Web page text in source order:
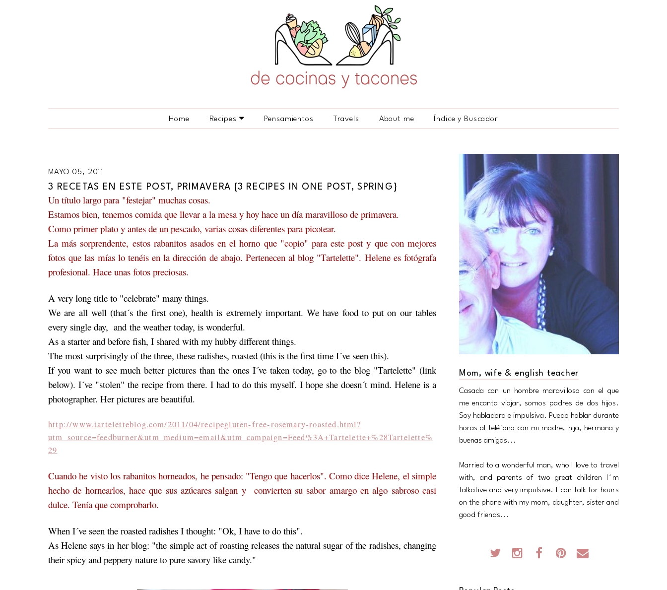
Home Recipes Pensamientos Travels About me Índice y Buscador
MAYO 05, 2011
3 RECETAS EN ESTE POST, PRIMAVERA {3 RECIPES IN ONE POST, SPRING}
Un título largo para "festejar" muchas cosas.
Estamos bien, tenemos comida que llevar a la mesa y hoy hace un día maravilloso de primavera.
Como primer plato y antes de un pescado, varias cosas diferentes para picotear.
La más sorprendente, estos rabanitos asados en el horno que "copio" para este post y que con mejores
fotos que las mías lo tenéis en la dirección de abajo. Pertenecen al blog "Tartelette". Helene es fotógrafa
profesional. Hace unas fotos preciosas.
A very long title to "celebrate" many things.
We are all well (that´s the first one), health is extremely important. We have food to put on our tables
every single day, and the weather today, is wonderful.
As a starter and before fish, I shared with my hubby different things.
The most surprisingly of the three, these radishes, roasted (this is the first time I´ve seen this).
If you want to see much better pictures than the ones I´ve taken today, go to the blog "Tartelette" (link
below). I´ve "stolen" the recipe from there. I had to do this myself. I hope she doesn´t mind. Helene is a
photographer. Her pictures are beautiful.
http://www.tarteletteblog.com/2011/04/recipegluten-free-rosemary-roasted.html?
utm_source=feedburner&utm_medium=email&utm_campaign=Feed%3A+Tartelette+%28Tartelette%
29
Cuando he visto los rabanitos horneados, he pensado: "Tengo que hacerlos". Como dice Helene, el simple
hecho de hornearlos, hace que sus azúcares salgan y convierten su sabor amargo en algo sabroso casi
dulce. Tenía que comprobarlo.
When I´ve seen the roasted radishes I thought: "Ok, I have to do this".
As Helene says in her blog: "the simple act of roasting releases the natural sugar of the radishes, changing
their spicy and peppery nature to pure savory like candy."
Mom, wife & english teacher
Casada con un hombre maravilloso con el que
me encanta viajar, somos padres de dos hijos.
Soy habladora e impulsiva. Puedo hablar durante
horas al teléfono con mi madre, hija, hermana y
buenas amigas...
Married to a wonderful man, who I love to travel
with, and parents of two great children I´m
talkative and very impulsive. I can talk for hours
on the phone with my mom, daughter, sister and
good friends...